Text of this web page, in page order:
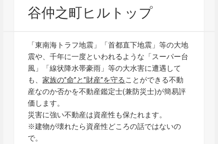
谷仲之町ヒルトップ
「東南海トラフ地震」「首都直下地震」等の大地
震や、千年に一度といわれるような「スーパー台
風」「線状降水帯豪雨」等の大水害に遭遇して
も、家族の”命”と”財産”を守る ことができる不動
産なのか否かを不動産鑑定士(兼防災士)が簡易評
価します。
災害に強い不動産は資産性も保たれます。
※建物が壊れたら資産性どころの話ではないの
で。